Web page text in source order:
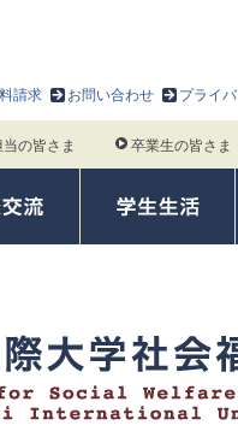
請求
お問い合わせ プライ
の皆さま 卒業生の皆さま